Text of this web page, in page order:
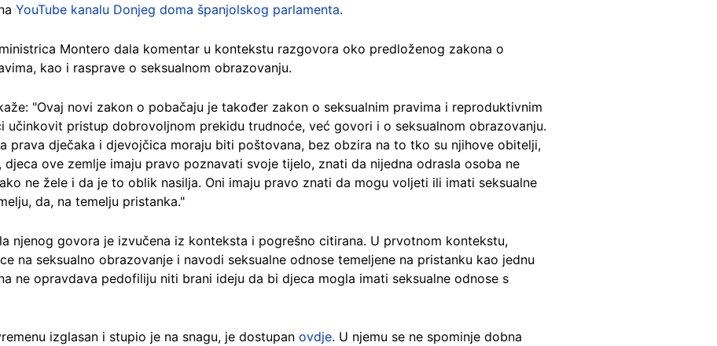
YouTube kanalu Donjeg doma španjolskog parlamenta.
Montero dala komentar u kontekstu razgovora oko predloženog zakona o
kao i rasprave o seksualnom obrazovanju.
"Ovaj novi zakon o pobačaju je također zakon o seksualnim pravima i reproduktivnim
učinkovit pristup dobrovoljnom prekidu trudnoće, već govori i o seksualnom obrazovanju.
prava dječaka i djevojčica moraju biti poštovana, bez obzira na to tko su njihove obitelji,
ove zemlje imaju pravo poznavati svoje tijelo, znati da nijedna odrasla osoba ne
ne žele i da je to oblik nasilja. Oni imaju pravo znati da mogu voljeti ili imati seksualne
da, na temelju pristanka."
njenog govora je izvučena iz konteksta i pogrešno citirana. U prvotnom kontekstu,
na seksualno obrazovanje i navodi seksualne odnose temeljene na pristanku kao jednu
ne opravdava pedofiliju niti brani ideju da bi djeca mogla imati seksualne odnose s
izglasan i stupio je na snagu, je dostupan ovdje. U njemu se ne spominje dobna